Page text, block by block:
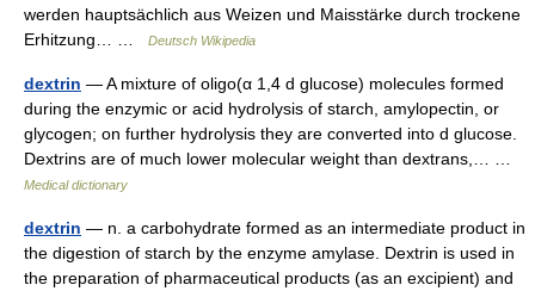
werden hauptsächlich aus Weizen und Maisstärke durch trockene
Erhitzung… …
Deutsch Wikipedia
dextrin — A mixture of oligo(α 1,4 d glucose) molecules formed
during the enzymic or acid hydrolysis of starch, amylopectin, or
glycogen; on further hydrolysis they are converted into d glucose.
Dextrins are of much lower molecular weight than dextrans,… …
Medical dictionary
dextrin — n. a carbohydrate formed as an intermediate product in
the digestion of starch by the enzyme amylase. Dextrin is used in
the preparation of pharmaceutical products (as an excipient) and